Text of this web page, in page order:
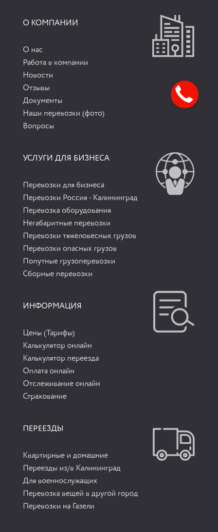
О КОМПАНИИ
О нас
Работа в компании
Новости
Отзывы
Документы
Наши перевозки (фото)
Вопросы
УСЛУГИ ДЛЯ БИЗНЕСА
Перевозки для бизнеса
Перевозки Россия - Калининград
Перевозка оборудования
Негабаритные перевозки
Перевозки тяжеловесных грузов
Перевозки опасных грузов
Попутные грузоперевозки
Сборные перевозки
ИНФОРМАЦИЯ
Цены (Тарифы)
Калькулятор онлайн
Калькулятор переезда
Оплата онлайн
Отслеживание онлайн
Страхование
ПЕРЕЕЗДЫ
Квартирные и домашние
Переезды из/в Калининград
Для военнослужащих
Перевозка вещей в другой город
Перевозки на Газели